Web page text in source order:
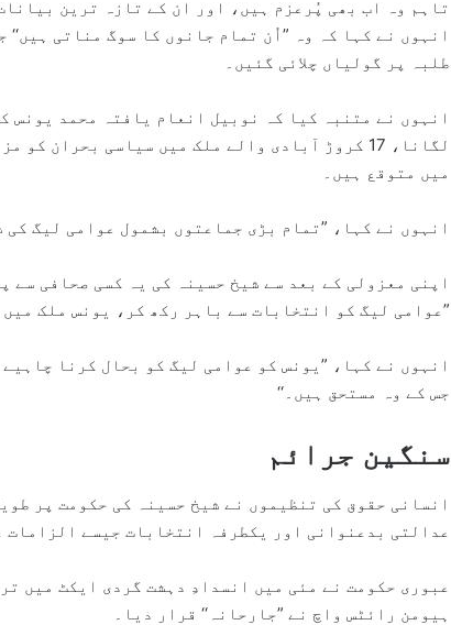
تاہم وہ اب بھی پُرعزم ہیں، اور ان کے تازہ ترین
انہوں نے کہا کہ وہ ”اُن تمام جانوں کا سوگ مناتی ہیں‘‘
طلبہ پر گولیاں چلائی گئیں۔
انہوں نے متنبہ کیا کہ نوبیل انعام یافتہ محمد یونس
میں متوقع ہیں۔
انہوں نے کہا، ”تمام بڑی جماعتوں بشمول عوامی لیگ
اپنی معزولی کے بعد سے شیخ حسینہ کی یہ کسی صحافی سے
”عوامی لیگ کو انتخابات سے باہر رکھ کر، یونس ملک
انہوں نے کہا، ”یونس کو عوامی لیگ کو بحال کرنا
جس کے وہ مستحق ہیں۔‘‘
سنگین جرائم
انسانی حقوق کی تنظیموں نے شیخ حسینہ کی حکومت پر
عدالتی بدعنوانی اور یکطرفہ انتخابات جیسے الزامات
عبوری حکومت نے مئی میں انسدادِ دہشت گردی ایکٹ میں
ہیومن رائٹس واچ نے ”جارحانہ‘‘ قرار دیا۔